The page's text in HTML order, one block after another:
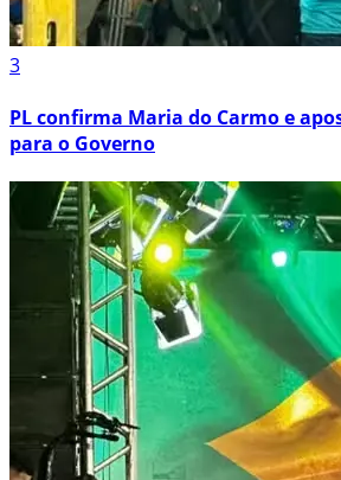
3
PL confirma Maria do Carmo e
para o Governo